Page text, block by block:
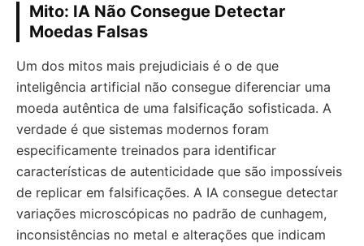
Mito: IA Não Consegue Detectar
Moedas Falsas
Um dos mitos mais prejudiciais é o de que
inteligência artificial não consegue diferenciar uma
moeda autêntica de uma falsificação sofisticada. A
verdade é que sistemas modernos foram
especificamente treinados para identificar
características de autenticidade que são impossíveis
de replicar em falsificações. A IA consegue detectar
variações microscópicas no padrão de cunhagem,
inconsistências no metal e alterações que indicam